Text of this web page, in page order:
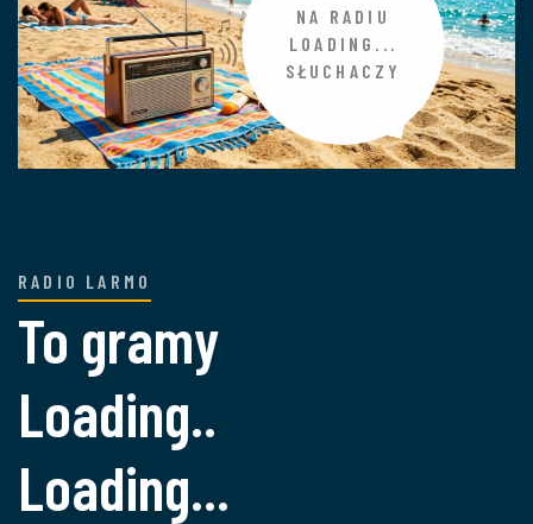
NA RADIU
LOADING...
SŁUCHACZY
RADIO LARMO
To gramy
Loading..
Loading...